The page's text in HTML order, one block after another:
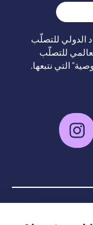
الدولي للتصلّب
للتصلّب
التي نتبعها.